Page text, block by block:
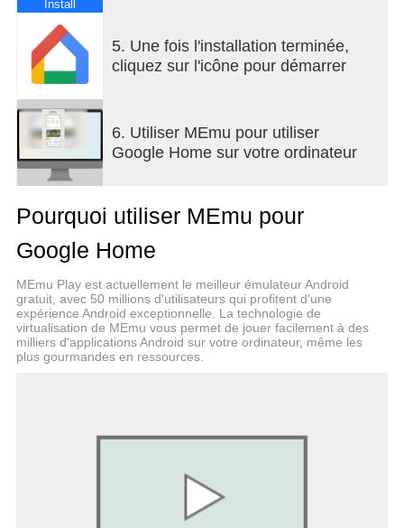
Contrôlez votre maison, où que vous soyez.
Google Home pour Wear OS vous permet de
contrôler les appareils connectés compatibles de
votre maison depuis votre montre. Allumez la
lumière, réglez la température ou recevez une
alerte lorsqu'un visiteur ou un colis se trouve à
votre porte. Utilisez la tuile Favoris ou ajoutez un
appareil à votre cadran pour gérer votre maison
d'un simple appui sur votre poignet.
Une maison connectée se doit de respecter votre
vie privée.
Pour protéger votre confidentialité, nous avons
intégré l'une des technologies de sécurité les plus
avancées au monde dans tous les produits Google
afin qu'ils soient sécurisés par défaut. Google
utilise vos données et vos appareils compatibles
pour améliorer votre maison connectée, mais
confidentialité de vos données, consultez le Centre
* Certains produits et certaines fonctionnalités ne
Install
5. Une fois l'installation terminée,
cliquez sur l'icône pour démarrer
6. Utiliser MEmu pour utiliser
Google Home sur votre ordinateur
Pourquoi utiliser MEmu pour
Google Home
MEmu Play est actuellement le meilleur émulateur Android
gratuit, avec 50 millions d'utilisateurs qui profitent d'une
expérience Android exceptionnelle. La technologie de
virtualisation de MEmu vous permet de jouer facilement à des
milliers d'applications Android sur votre ordinateur, même les
plus gourmandes en ressources.